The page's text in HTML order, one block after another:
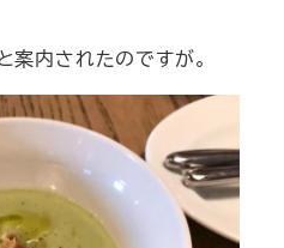
内されたのですが。